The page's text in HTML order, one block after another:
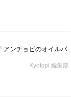
アンチョビのオイルパ
Kyotopi 編集部